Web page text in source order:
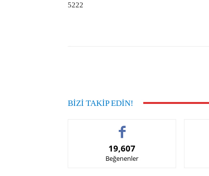
5222
BIZI TAKIP EDIN!
19,607
Beğenenler